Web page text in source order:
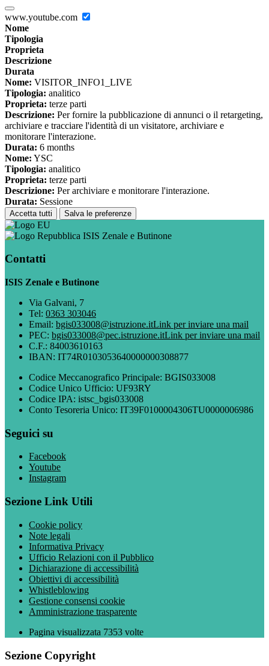
www.youtube.com
Nome
Tipologia
Proprieta
Descrizione
Durata
Nome: VISITOR_INFO1_LIVE
Tipologia: analitico
Proprieta: terze parti
Descrizione: Per fornire la pubblicazione di annunci o il retargeting,
archiviare e tracciare l'identità di un visitatore, archiviare e
monitorare l'interazione.
Durata: 6 months
Nome: YSC
Tipologia: analitico
Proprieta: terze parti
Descrizione: Per archiviare e monitorare l'interazione.
Durata: Sessione
Accetta tutti Salva le preferenze
ISIS Zenale e Butinone
Contatti
ISIS Zenale e Butinone
Via Galvani, 7
Tel: 0363 303046
Email: bgis033008@istruzione.itLink per inviare una mail
PEC: bgis033008@pec.istruzione.itLink per inviare una mail
C.F.: 84003610163
IBAN: IT74R0103053640000000308877
Codice Meccanografico Principale: BGIS033008
Codice Unico Ufficio: UF93RY
Codice IPA: istsc_bgis033008
Conto Tesoreria Unico: IT39F0100004306TU0000006986
Seguici su
Facebook
Youtube
Instagram
Sezione Link Utili
Cookie policy
Note legali
Informativa Privacy
Ufficio Relazioni con il Pubblico
Dichiarazione di accessibilità
Obiettivi di accessibilità
Whistleblowing
Gestione consensi cookie
Amministrazione trasparente
Pagina visualizzata 7353 volte
Sezione Copyright